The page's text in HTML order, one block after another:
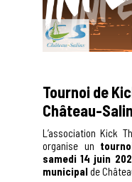
Tournoi de
Château-
L’association Kick
organise un
samedi 14 juin
municipalde